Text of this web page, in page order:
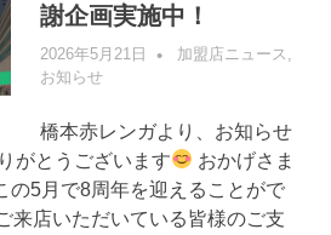
謝企画実施中！
2026年5月21日 管理者
加盟店ニュース
お知らせ
橋本赤レンガより、お知らせ
がとうございます
おかげさま
の5月で8周年を迎えることがで
来店いただいている皆様のご支